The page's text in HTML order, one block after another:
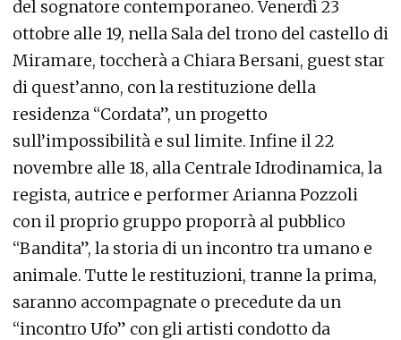
del sognatore contemporaneo. Venerdì 23
ottobre alle 19, nella Sala del trono del castello di
Miramare, toccherà a Chiara Bersani, guest star
di quest’anno, con la restituzione della
residenza “Cordata”, un progetto
sull’impossibilità e sul limite. Infine il 22
novembre alle 18, alla Centrale Idrodinamica, la
regista, autrice e performer Arianna Pozzoli
con il proprio gruppo proporrà al pubblico
“Bandita”, la storia di un incontro tra umano e
animale. Tutte le restituzioni, tranne la prima,
saranno accompagnate o precedute da un
“incontro Ufo” con gli artisti condotto da